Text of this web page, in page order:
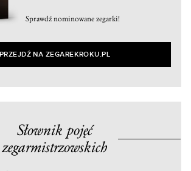
Sprawdź nominowane zegarki!
PRZEJDŹ NA ZEGAREKROKU.PL
Słownik pojęć
zegarmistrzowskich